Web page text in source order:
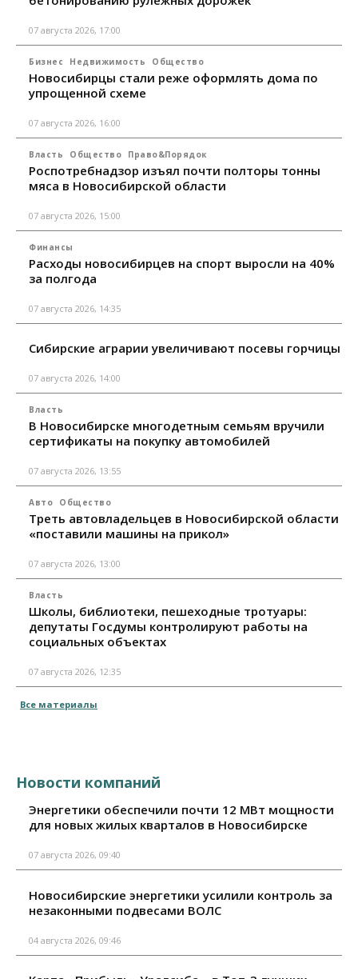
07 августа 2026, 17:00
Бизнес Недвижимость Общество
Новосибирцы стали реже оформлять дома по
упрощенной схеме
07 августа 2026, 16:00
Власть Общество Право&Порядок
Роспотребнадзор изъял почти полторы тонны
мяса в Новосибирской области
07 августа 2026, 15:00
Финансы
Расходы новосибирцев на спорт выросли на 40%
за полгода
07 августа 2026, 14:35
Сибирские аграрии увеличивают посевы горчицы
07 августа 2026, 14:00
Власть
В Новосибирске многодетным семьям вручили
сертификаты на покупку автомобилей
07 августа 2026, 13:55
Авто Общество
Треть автовладельцев в Новосибирской области
«поставили машины на прикол»
07 августа 2026, 13:00
Власть
Школы, библиотеки, пешеходные тротуары:
депутаты Госдумы контролируют работы на
социальных объектах
07 августа 2026, 12:35
Все материалы
Новости компаний
Энергетики обеспечили почти 12 МВт мощности
для новых жилых кварталов в Новосибирске
07 августа 2026, 09:40
Новосибирские энергетики усилили контроль за
незаконными подвесами ВОЛС
04 августа 2026, 09:46